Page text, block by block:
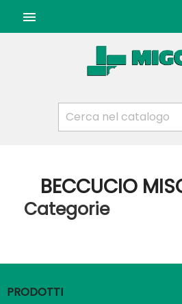

BECCUCIO
Categorie
PRODOTTI